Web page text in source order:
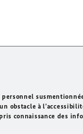
personnel
obstacle à
connaissance des